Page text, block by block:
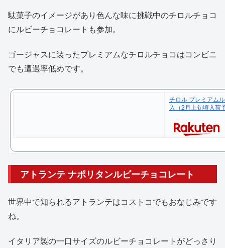
駄菓子のイメージがあり色んな味に挑戦中のチロルチョコ
にルビーチョコレートも参加。
ゴージャスに装ったプレミアムなチロルチョコはコンビニ
でも遭遇率低めです。
チロル プレミアム
入（2月上旬頃入荷
アトランテ ナポリタンルビーチョコレート
世界中で知られるアトランテはコストコでもおなじみです
ね。
イタリア製の一口サイズのルビーチョコレートがどっさり